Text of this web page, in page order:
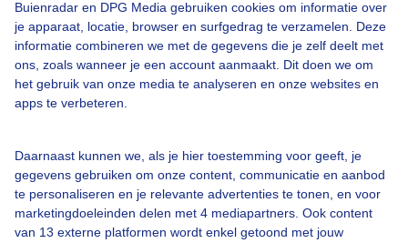
Buienradar en DPG Media gebruiken cookies om informatie over
je apparaat, locatie, browser en surfgedrag te verzamelen. Deze
informatie combineren we met de gegevens die je zelf deelt met
ons, zoals wanneer je een account aanmaakt. Dit doen we om
het gebruik van onze media te analyseren en onze websites en
apps te verbeteren.
Daarnaast kunnen we, als je hier toestemming voor geeft, je
gegevens gebruiken om onze content, communicatie en aanbod
te personaliseren en je relevante advertenties te tonen, en voor
marketingdoeleinden delen met 4 mediapartners. Ook content
van 13 externe platformen wordt enkel getoond met jouw
Bekijk slideshow